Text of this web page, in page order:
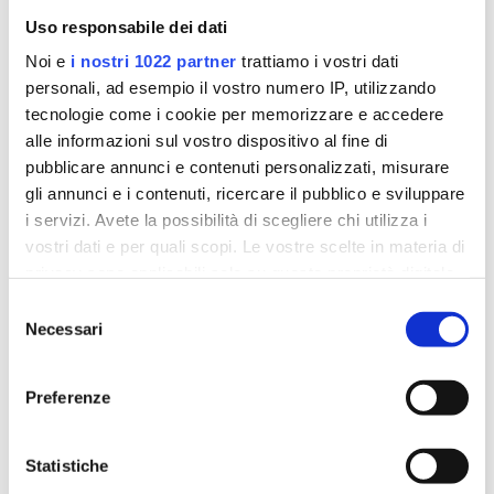
Uso responsabile dei dati
Noi e i nostri 1022 partner trattiamo i vostri dati
personali, ad esempio il vostro numero IP, utilizzando
tecnologie come i cookie per memorizzare e accedere
alle informazioni sul vostro dispositivo al fine di
pubblicare annunci e contenuti personalizzati, misurare
gli annunci e i contenuti, ricercare il pubblico e sviluppare
i servizi. Avete la possibilità di scegliere chi utilizza i
vostri dati e per quali scopi. Le vostre scelte in materia di
modificare o revocare il proprio consenso in qualsiasi
momento dalla Dichiarazione sui cookie o facendo clic
raccogliere informazioni sulla tua posizione
geografica, con un'approssimazione di qualche
delNecessari
Preferenze
Statistiche
Email: info.roma@istitutosantachiara.it
Sede di Lecce